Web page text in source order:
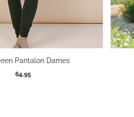
Pantalon Dames
64,95